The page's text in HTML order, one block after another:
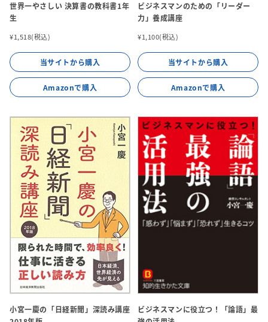
世界一やさしい 決算書の教科書1年
生
¥1,518(税込)
当サイトから購入
Amazonで購入
ビジネスマンのための「リーダー
力」養成講座
¥1,100(税込)
当サイトから購入
Amazonで購入
小宮一慶の「日経新聞」深読み講座
ビジネスマンに役立つ！「論語」最